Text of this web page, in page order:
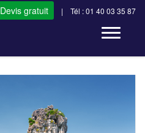
Devis gratuit | Tél : 01 40 03 35 87
Toggle